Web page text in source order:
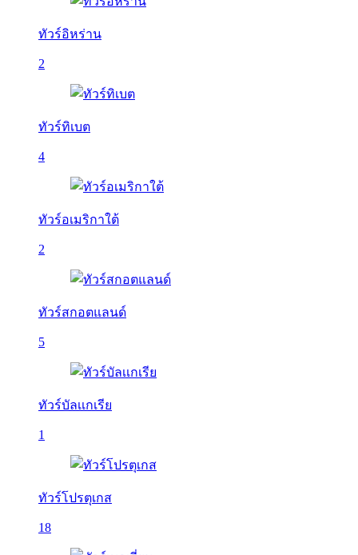
ทัวร์อิหร่าน
2
ทัวร์ทิเบต
4
ทัวร์อเมริกาใต้
2
ทัวร์สกอตแลนด์
5
ทัวร์บัลเเกเรีย
1
ทัวร์โปรตุเกส
18